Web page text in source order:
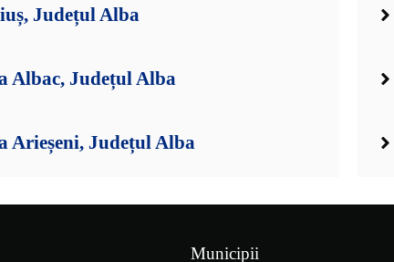
Județul Alba
Albac, Județul Alba
Arieșeni, Județul Alba
Municipii